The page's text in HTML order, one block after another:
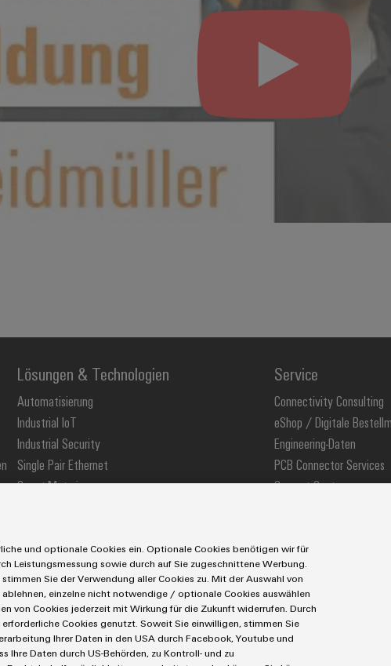
Lösungen & Technologien
Automatisierung
Industrial IoT
Industrial Security
Single Pair Ethernet
Smart Metering
Service
Connectivity Consulting
eShop / Digitale
Engineering-Daten
PCB Connector Services
Support Center
Datenschutzerklärung Cookie Richtlinie
Cookie Einstellungen
32758 Detmold Tel.: +49 5231 14-280 Fax +49 5231 14-28116
und optionale Cookies ein. Optionale Cookies benötigen wir für
Leistungsmessung sowie durch auf Sie zugeschnittene Werbung.
stimmen Sie der Verwendung aller Cookies zu. Mit der Auswahl von
ablehnen, einzelne nicht notwendige / optionale Cookies auswählen
von Cookies jederzeit mit Wirkung für die Zukunft widerrufen. Durch
Cookies genutzt. Soweit Sie einwilligen, stimmen Sie
Ihrer Daten in den USA durch Facebook, Youtube und
Ihre Daten durch US-Behörden, zu Kontroll- und zu